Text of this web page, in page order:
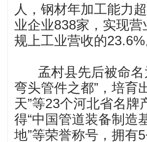
人，钢材年加工能力
业企业838家，实现
规上工业营收的23.6%
孟村县先后被命名
弯头管件之都”，培育
天”等23个河北省名
得“中国管道装备制造
地”等荣誉称号，拥有